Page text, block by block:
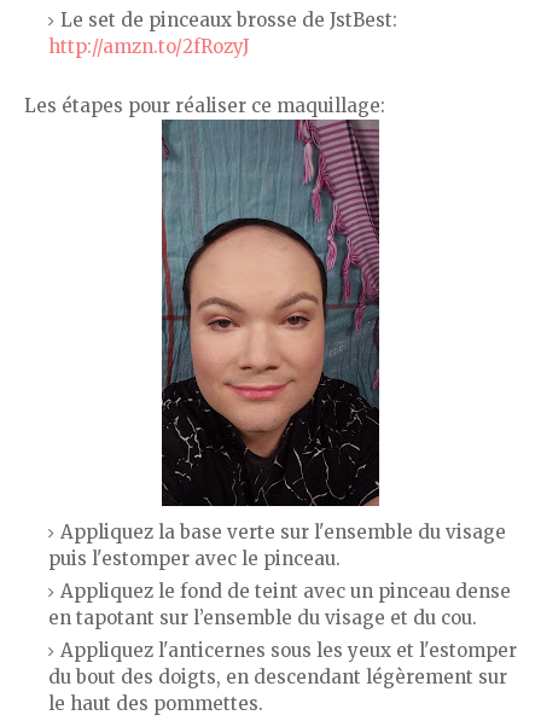
Le set de pinceaux brosse de JstBest:
http://amzn.to/2fRozyJ
Les étapes pour réaliser ce maquillage:
Appliquez la base verte sur l'ensemble du visage
puis l'estomper avec le pinceau.
Appliquez le fond de teint avec un pinceau dense
en tapotant sur l’ensemble du visage et du cou.
Appliquez l'anticernes sous les yeux et l'estomper
du bout des doigts, en descendant légèrement sur
le haut des pommettes.